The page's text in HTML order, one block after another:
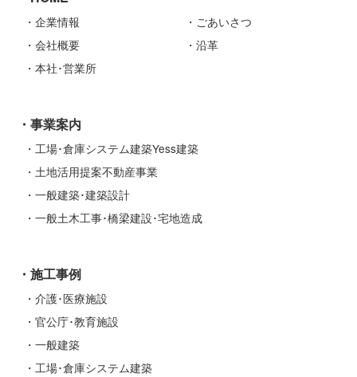
企業情報
ごあいさつ
会社概要
沿革
本社･営業所
事業案内
工場･倉庫システム建築Yess建築
土地活用提案不動産事業
一般建築･建築設計
一般土木工事･橋梁建設･宅地造成
施工事例
介護･医療施設
官公庁･教育施設
一般建築
工場･倉庫システム建築